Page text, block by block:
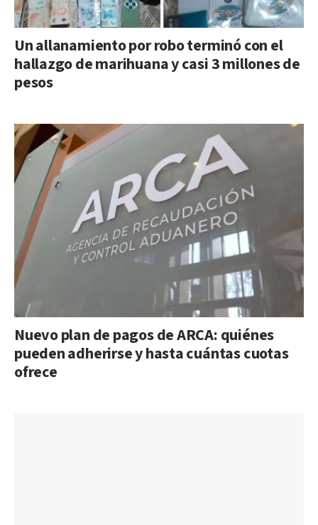
Un allanamiento por robo terminó con el
hallazgo de marihuana y casi 3 millones de
pesos
Nuevo plan de pagos de ARCA: quiénes
pueden adherirse y hasta cuántas cuotas
ofrece